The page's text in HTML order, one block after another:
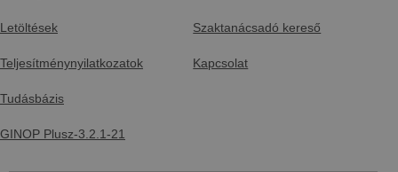
Letöltések
Teljesítménynyilatkozatok
Tudásbázis
GINOP Plusz-3.2.1-21
Szaktanácsadó kereső
Kapcsolat